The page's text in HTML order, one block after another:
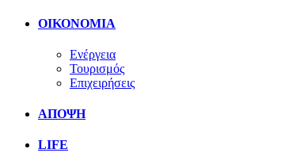
ΟΙΚΟΝΟΜΙΑ
Ενέργεια
Τουρισμός
Επιχειρήσεις
ΑΠΟΨΗ
LIFE